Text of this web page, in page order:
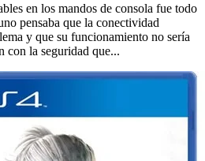
en los mandos de consola fue todo
pensaba que la conectividad
y que su funcionamiento no sería
con la seguridad que...